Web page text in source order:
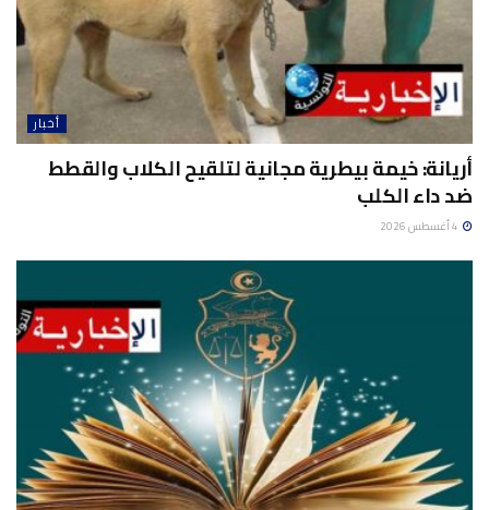
أخبار
أريانة: خيمة بيطرية مجانية لتلقيح الكلاب والقطط
ضد داء الكلب